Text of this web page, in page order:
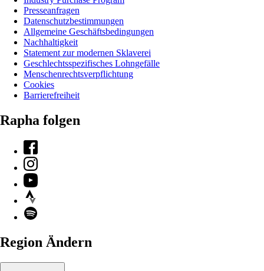
Presseanfragen
Datenschutzbestimmungen
Allgemeine Geschäftsbedingungen
Nachhaltigkeit
Statement zur modernen Sklaverei
Geschlechtsspezifisches Lohngefälle
Menschenrechtsverpflichtung
Cookies
Barrierefreiheit
Rapha folgen
Facebook
Instagram
YouTube
Strava
Spotify
Region Ändern